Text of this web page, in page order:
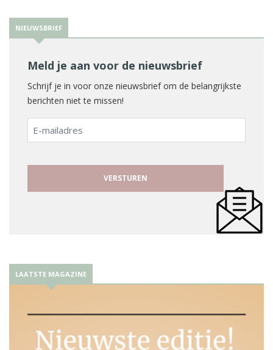
NIEUWSBRIEF
Meld je aan voor de nieuwsbrief
Schrijf je in voor onze nieuwsbrief om de belangrijkste
berichten niet te missen!
E-
mailadres
LAATSTE MAGAZINE